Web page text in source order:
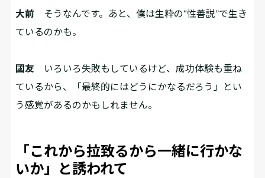
大前 そうなんです。あと、僕は生粋の“性善説”で生き
ているのかも。
國友 いろいろ失敗もしているけど、成功体験も重ね
ているから、「最終的にはどうにかなるだろう」とい
う感覚があるのかもしれません。
「これから拉致るから一緒に行かな
いか」と誘われて